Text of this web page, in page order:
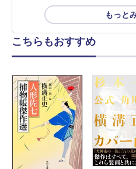
もっと
こちらもおすすめ